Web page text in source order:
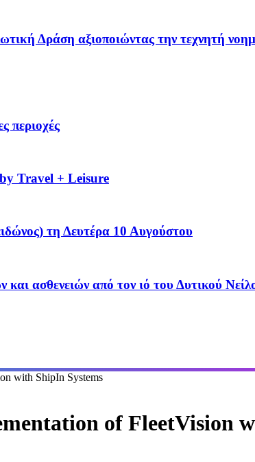
Δράση αξιοποιώντας την τεχνητή
περιοχές
Travel + Leisure
τη Δευτέρα 10 Αυγούστου
ασθενειών από τον ιό του Δυτικού
with ShipIn Systems
of FleetVision